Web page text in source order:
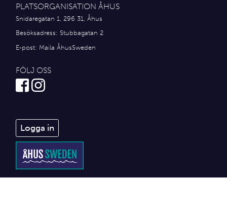
PLATSORGANISATION ÅHUS
Snidaregatan 1, 296 31, Åhus
Besöksadress: Stubbagatan 2
E-post: Maila ÅhusSweden
FÖLJ OSS
Logga in